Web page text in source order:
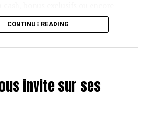
pas à un simple jeu de plateau :
les tables de poker. Parmi les cases
du plateau, celle attribuant un ticket
quotidiens City of Gold 10K. Ces
CONTINUE READING
invite sur ses